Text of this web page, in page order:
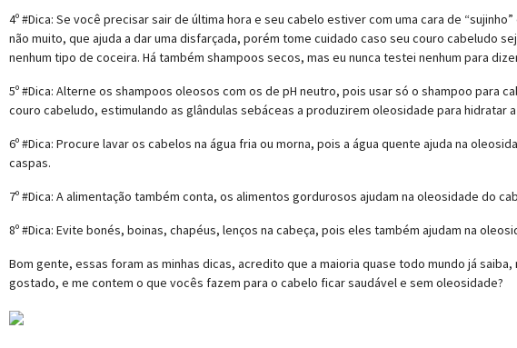
4º #Dica: Se você precisar sair de última hora e seu cabelo estiver com uma cara de
não muito, que ajuda a dar uma disfarçada, porém tome cuidado caso seu couro cabeludo
nenhum tipo de coceira. Há também shampoos secos, mas eu nunca testei nenhum para
5º #Dica: Alterne os shampoos oleosos com os de pH neutro, pois usar só o shampoo para
couro cabeludo, estimulando as glândulas sebáceas a produzirem oleosidade para hidratar
6º #Dica: Procure lavar os cabelos na água fria ou morna, pois a água quente ajuda na
caspas.
7º #Dica: A alimentação também conta, os alimentos gordurosos ajudam na oleosidade do
8º #Dica: Evite bonés, boinas, chapéus, lenços na cabeça, pois eles também ajudam na
Bom gente, essas foram as minhas dicas, acredito que a maioria quase todo mundo já
gostado, e me contem o que vocês fazem para o cabelo ficar saudável e sem oleosidade?